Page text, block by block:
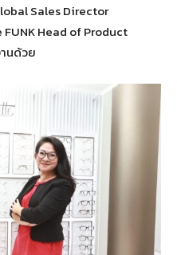
Sales Director
Head of Product
นด้วย